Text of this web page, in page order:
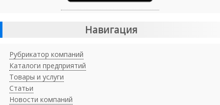
Навигация
Рубрикатор компаний
Каталоги предприятий
Товары и услуги
Статьи
Новости компаний